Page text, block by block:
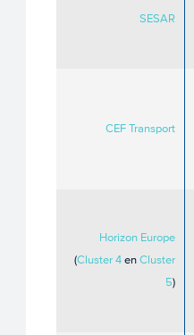
SESAR
CEF Transport
Horizon Europe
(Cluster 4enCluster
5)